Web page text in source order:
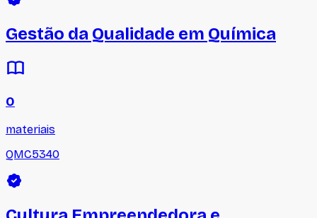
Gestão da Qualidade em Química
0
materiais
QMC5340